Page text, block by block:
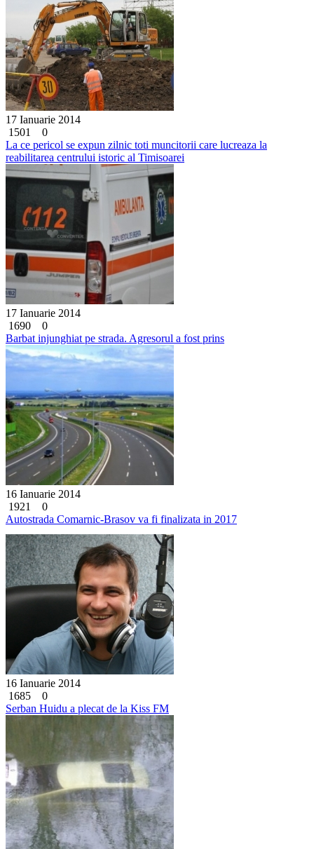
17 Ianuarie 2014
1501
0
La ce pericol se expun zilnic toti muncitorii care lucreaza la
reabilitarea centrului istoric al Timisoarei
17 Ianuarie 2014
1690
0
Barbat injunghiat pe strada. Agresorul a fost prins
16 Ianuarie 2014
1921
0
Autostrada Comarnic-Brasov va fi finalizata in 2017
16 Ianuarie 2014
1685
0
Serban Huidu a plecat de la Kiss FM